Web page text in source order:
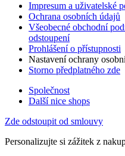
Impresum a uživatelské
Ochrana osobních údajů
Všeobecné obchodní
odstoupení
Prohlášení o přístupnosti
Nastavení ochrany
Storno předplatného zde
Společnost
Další nice shops
Zde odstoupit od smlouvy
Personalizujte si zážitek z